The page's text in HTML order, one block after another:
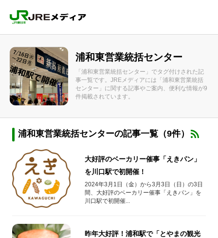
浦和東営業統括センター
「浦和東営業統括センター」でタグ付けされた記
事一覧です。JREメディアには「浦和東営業統括
センター」に関する記事やご案内、便利な情報が9
件掲載されています。
浦和東営業統括センターの記事一覧（9件）
大好評のベーカリー催事「えきパン」
を川口駅で初開催！
2024年3月1日（金）から3月3日（日）の3日
間、大好評のベーカリー催事「えきパン」を
川口駅で初開催...
昨年大好評！浦和駅で「とやまの観光